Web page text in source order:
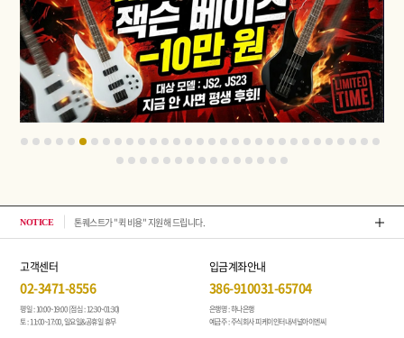
NOTICE 톤퀘스트가 "퀵 비용" 지원해 드립니다. 2026
고객센터
02-3471-8556
평일 : 10:00~19:00 (점심 : 12:30~01:30)
토 : 11:00~17:00, 일요일&공휴일 휴무
입금계좌안내
386-910031-65704
은행명 : 하나은행
예금주 : 주식회사 피케이인터내셔널아이엔씨